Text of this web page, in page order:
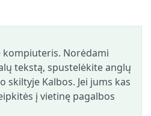
kompiuteris. Norėdami
tekstą, spustelėkite anglų
skiltyje Kalbos. Jei jums kas
į vietinę pagalbos